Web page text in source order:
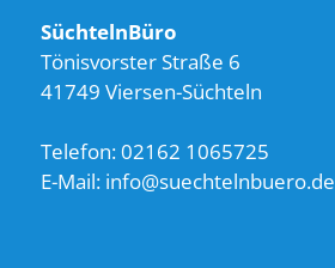
SüchtelnBüro
Tönisvorster Straße 6
41749 Viersen-Süchteln
Telefon: 02162 1065725
E-Mail: info@suechtelnbuero.de